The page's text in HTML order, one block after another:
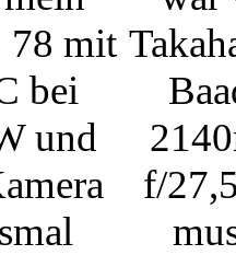
78 mit
bei
und
f/